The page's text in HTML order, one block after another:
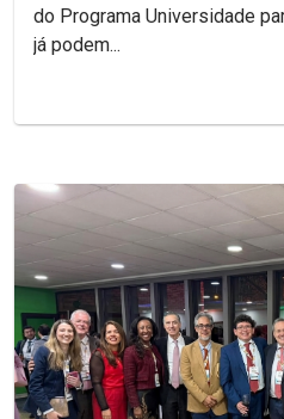
do Programa Universidade
já podem...